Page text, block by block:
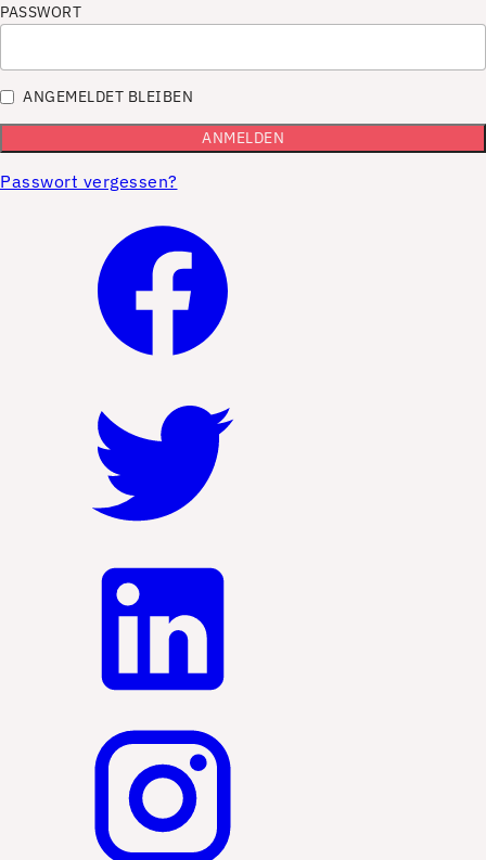
PASSWORT
ANGEMELDET BLEIBEN
Passwort vergessen?